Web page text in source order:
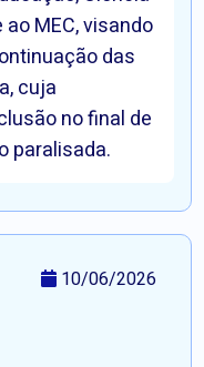
MEC, visando
das
cuja
no final de
paralisada.
10/06/2026